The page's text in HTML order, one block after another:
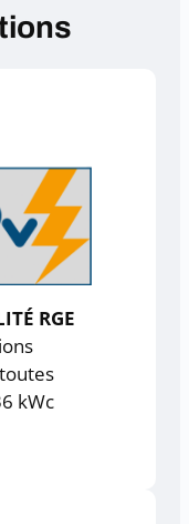
RGE
kWc